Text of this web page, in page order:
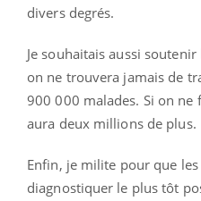
divers degrés.
Je souhaitais aussi
on ne trouvera jamais de
900 000 malades. Si on ne
aura deux millions de plus.
Enfin, je milite pour que
diagnostiquer le plus tôt